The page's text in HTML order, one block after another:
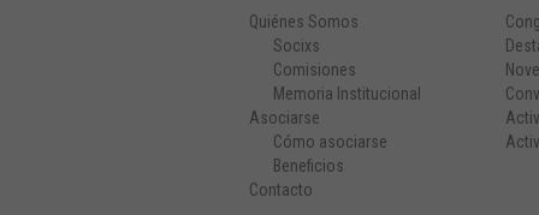
Quiénes Somos
Socixs
Comisiones
Memoria Institucional
Asociarse
Cómo asociarse
Beneficios
Contacto